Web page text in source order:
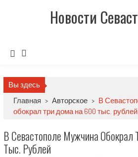
Новости
Вы здесь
Главная > Авторское > В
обокрал три дома на 600 тыс. рублей
В Севастополе Мужчина
Тыс. Рублей